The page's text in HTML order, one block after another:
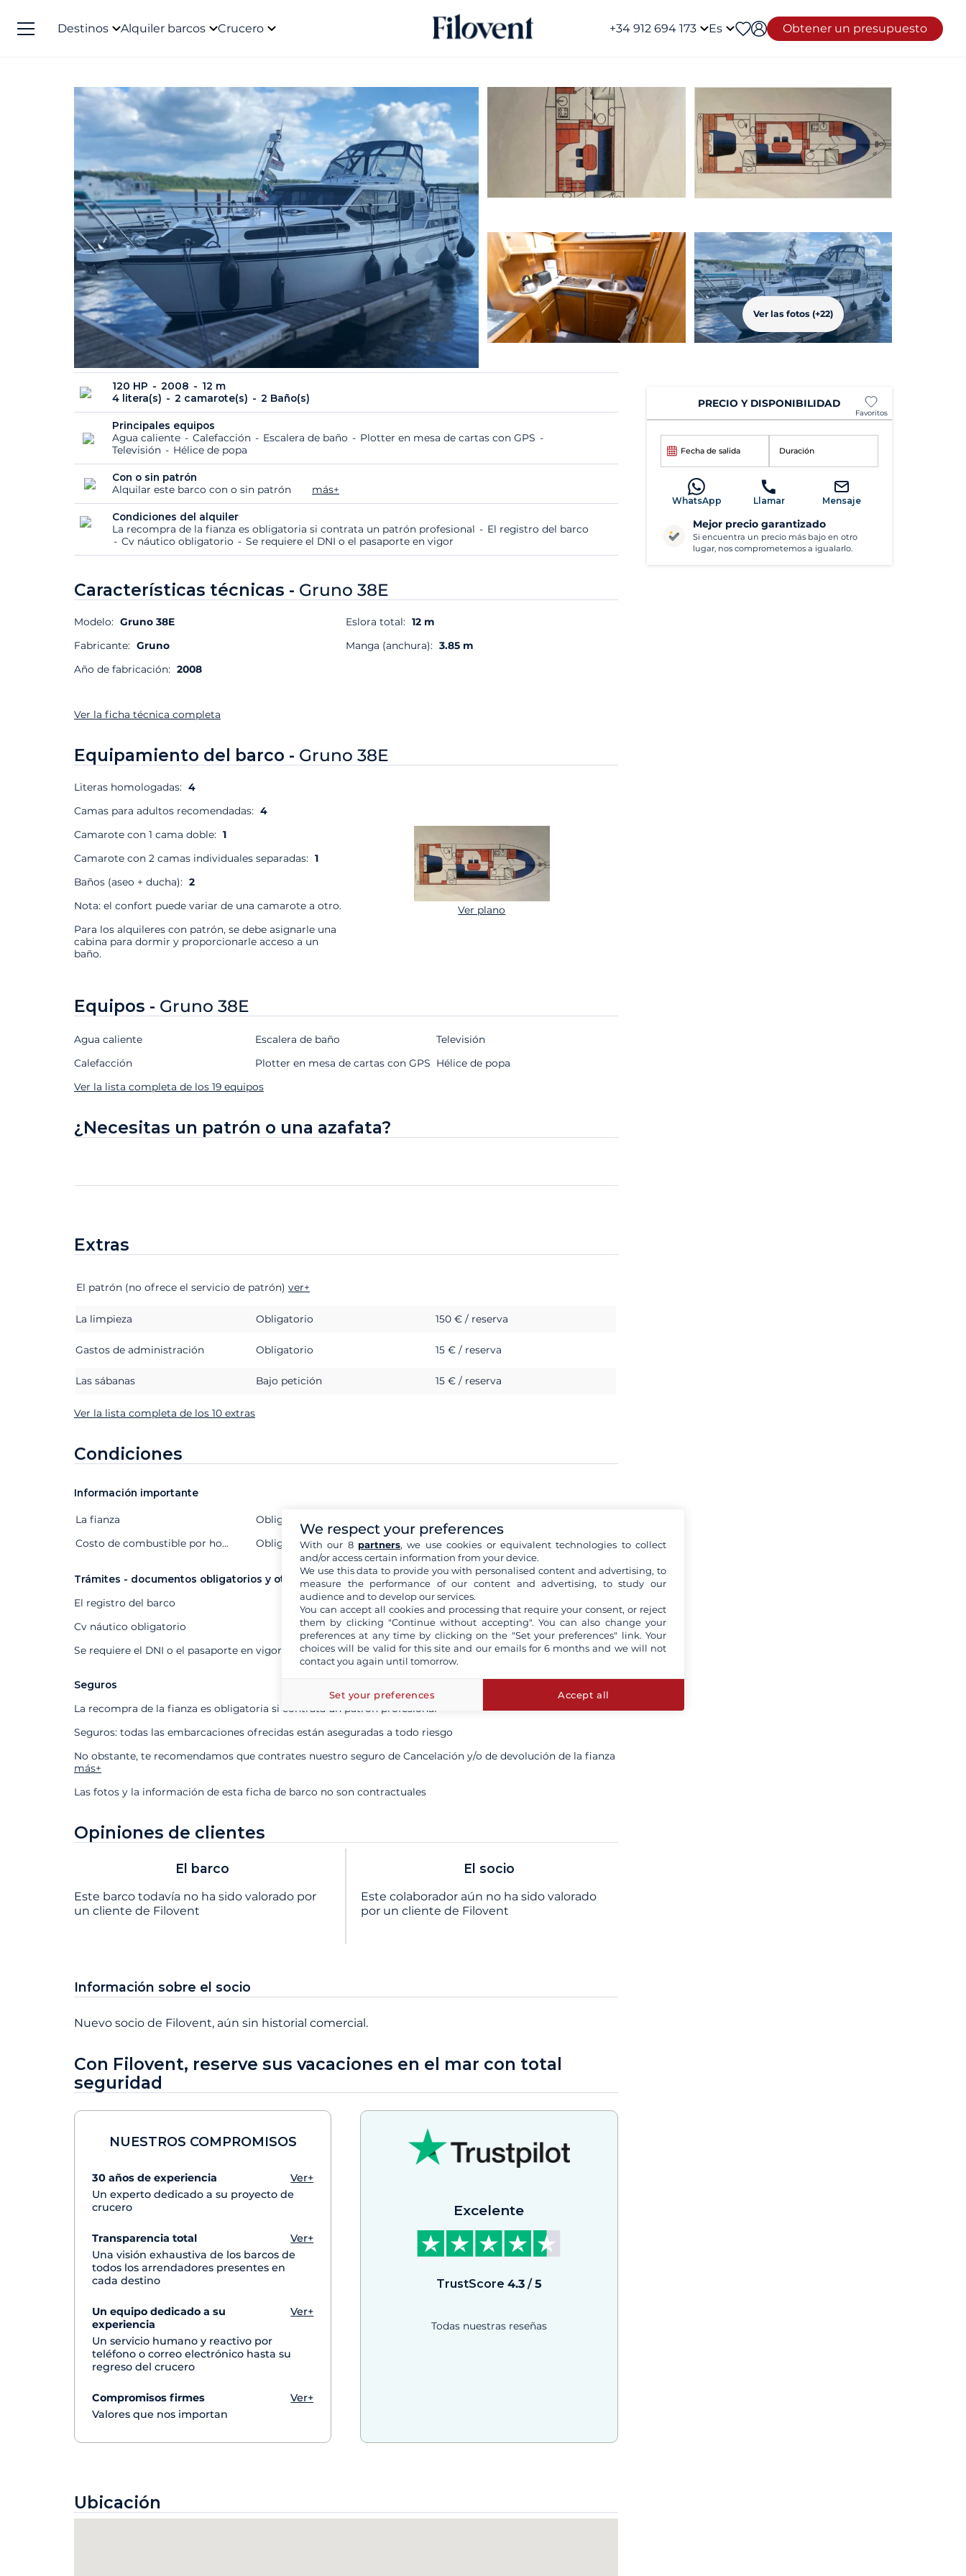
Destinos Alquiler barcos Crucero +34 912 694 173 Es Obtener un presupuesto
Ver las fotos (+22)
120 HP 2008
12 m
4 litera(s)
2 camarote(s) 2 Baño(s)
Principales equipos
Agua caliente
Calefacción Escalera de baño
Plotter en mesa de cartas con GPS
Televisión
Hélice de popa
Con o sin patrón
Alquilar este barco con o sin patrón
más+
Condiciones del alquiler
La recompra de la fianza es obligatoria si contrata un patrón profesional
El registro del barco
Cv náutico obligatorio
Se requiere el DNI o el pasaporte en vigor
Características técnicas - Gruno 38E
Modelo: Gruno 38E
Fabricante: Gruno
Año de fabricación: 2008
Eslora total: 12 m
Manga (anchura): 3.85 m
Ver la ficha técnica completa
Equipamiento del barco - Gruno 38E
Literas homologadas: 4
Camas para adultos recomendadas: 4
Camarote con 1 cama doble: 1
Camarote con 2 camas individuales separadas: 1
Baños (aseo + ducha): 2
Nota: el confort puede variar de una camarote a otro.
Para los alquileres con patrón, se debe asignarle una
cabina para dormir y proporcionarle acceso a un
baño.
Ver plano
Equipos - Gruno 38E
Agua caliente
Calefacción
Escalera de baño
Plotter en mesa de cartas con GPS
Televisión
Hélice de popa
Ver la lista completa de los 19 equipos
¿Necesitas un patrón o una azafata?
Extras
Extras Estado Precio
El patrón (no ofrece el servicio de patrón) ver+
La limpieza Obligatorio 150 € / reserva
Gastos de administración Obligatorio 15 € / reserva
Las sábanas Bajo petición 15 € / reserva
Ver la lista completa de los 10 extras
Condiciones
Información importante
Extras Estado
La fianza Obligatorio
Costo de combustible por hora de motor (indicativo y muy fluctuante) Obligatorio
Trámites - documentos obligatorios y otros
El registro del barco
Cv náutico obligatorio
Se requiere el DNI o el pasaporte en vigor
Seguros
La recompra de la fianza es obligatoria si contrata un patrón profesional
Seguros: todas las embarcaciones ofrecidas están aseguradas a todo riesgo
No obstante, te recomendamos que contrates nuestro seguro de Cancelación y/o de devolución de la fianza
más+
Las fotos y la información de esta ficha de barco no son contractuales
Opiniones de clientes
El barco
Este barco todavía no ha sido valorado por
un cliente de Filovent
El socio
Este colaborador aún no ha sido valorado
por un cliente de Filovent
Información sobre el socio
Nuevo socio de Filovent, aún sin historial comercial.
Con Filovent, reserve sus vacaciones en el mar con total
seguridad
NUESTROS COMPROMISOS
30 años de experiencia
Ver+
Un experto dedicado a su proyecto de
crucero
Transparencia total
Ver+
Una visión exhaustiva de los barcos de
todos los arrendadores presentes en
cada destino
Un equipo dedicado a su
experiencia
Ver+
Un servicio humano y reactivo por
teléfono o correo electrónico hasta su
regreso del crucero
Compromisos firmes
Ver+
Valores que nos importan
Excelente
TrustScore 4.3/ 5
Todas nuestras reseñas
Ubicación
PRECIO Y DISPONIBILIDAD
Favoritos
Fecha de salida Duración
WhatsApp Llamar Mensaje
Mejor precio garantizado
Si encuentra un precio más bajo en otro
lugar, nos comprometemos a igualarlo.
We respect your preferences
With our 8 partners, we use cookies or equivalent technologies to collect
and/or access certain information from your device.
We use this data to provide you with personalised content and advertising, to
measure the performance of our content and advertising, to study our
audience and to develop our services.
You can accept all cookies and processing that require your consent, or reject
them by clicking "Continue without accepting". You can also change your
preferences at any time by clicking on the "Set your preferences" link. Your
choices will be valid for this site and our emails for 6 months and we will not
contact you again until tomorrow.
Set your preferences Accept all